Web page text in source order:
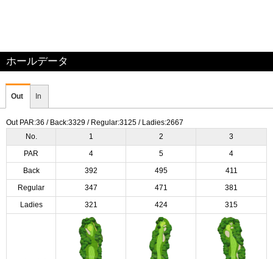
ホールデータ
Out In
Out PAR:36 / Back:3329 / Regular:3125 / Ladies:2667
No.
1 2 3
PAR 4 5 4
Back 392 495 411
Regular 347 471 381
Ladies 321 424 315